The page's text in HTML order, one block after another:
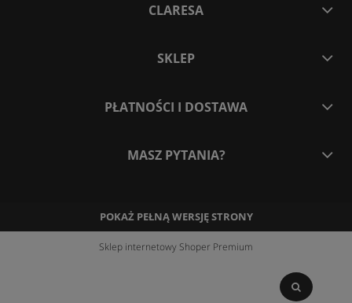
CLARESA
SKLEP
PŁATNOŚCI I DOSTAWA
MASZ PYTANIA?
POKAŻ PEŁNĄ WERSJĘ STRONY
Sklep internetowy Shoper Premium